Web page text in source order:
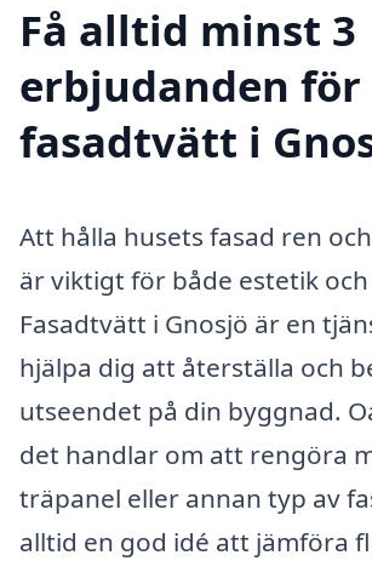
Få alltid minst 3
erbjudanden för
fasadtvätt i
Att hålla husets fasad ren
är viktigt för både estetik
Fasadtvätt i Gnosjö är en
hjälpa dig att återställa och
utseendet på din byggnad.
det handlar om att rengöra
träpanel eller annan typ av
alltid en god idé att jämföra